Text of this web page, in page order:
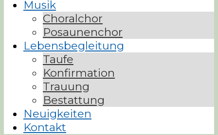
Musik
Choralchor
Posaunenchor
Lebensbegleitung
Taufe
Konfirmation
Trauung
Bestattung
Neuigkeiten
Kontakt